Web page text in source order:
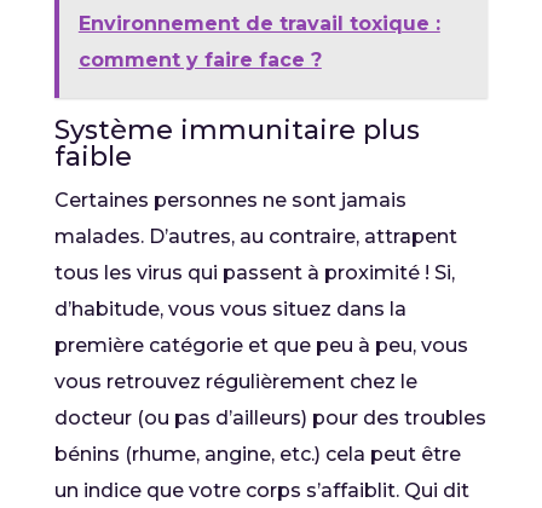
Environnement de travail toxique :
comment y faire face ?
Système immunitaire plus
faible
Certaines personnes ne sont jamais
malades. D’autres, au contraire, attrapent
tous les virus qui passent à proximité ! Si,
d’habitude, vous vous situez dans la
première catégorie et que peu à peu, vous
vous retrouvez régulièrement chez le
docteur (ou pas d’ailleurs) pour des troubles
bénins (rhume, angine, etc.) cela peut être
un indice que votre corps s’affaiblit. Qui dit